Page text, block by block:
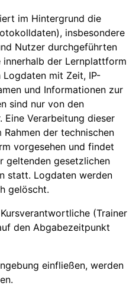
im Hintergrund die
insbesondere
Nutzer durchgeführten
der Lernplattform
Logdaten mit Zeit, IP-
und Informationen zur
sind nur von den
Eine Verarbeitung dieser
der technischen
vorgesehen und findet
geltenden gesetzlichen
statt. Logdaten werden
gelöscht.
(Trainer
den Abgabezeitpunkt
einfließen, werden